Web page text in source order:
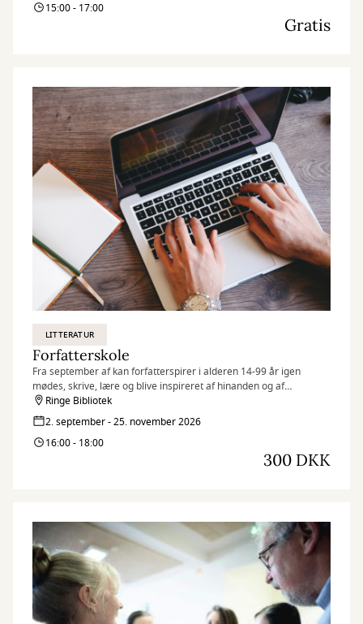
15:00 - 17:00
Gratis
LITTERATUR
Forfatterskole
Fra september af kan forfatterspirer i alderen 14-99 år igen
mødes, skrive, lære og blive inspireret af hinanden og af
underviser Pernille Nederland.
Ringe Bibliotek
2. september - 25. november 2026
16:00 - 18:00
300 DKK